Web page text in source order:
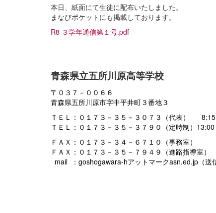
本日、紙面にて生徒に配布いたしました。
まなびポケットにも掲載しております。
R8 ３学年通信第１号.pdf
青森県立五所川原高等学校
〒０３７－００６６
青森県五所川原市字中平井町３番地３
ＴＥＬ：０１７３－３５－３０７３（代表）
ＴＥＬ：０１７３－３５－３７９０（定時制）
ＦＡＸ：０１７３－３４－６７１０（事務室）
ＦＡＸ：０１７３－３５－７９４９（進路指導室）
mail ：goshogawara-hアットマークasn.ed.jp（送